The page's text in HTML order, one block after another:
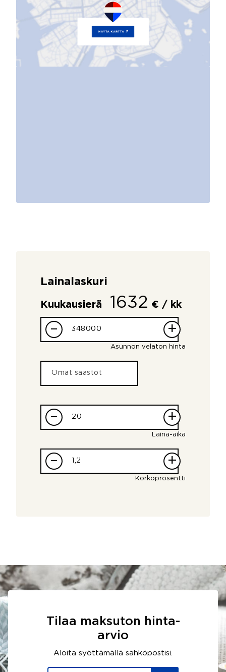
Lainalaskuri
Kuukausierä 1632 € / kk
– +
Asunnon velaton hinta
– +
Laina-aika
– +
Korkoprosentti
Tilaa maksuton hinta-
arvio
Aloita syöttämällä sähköpostisi.